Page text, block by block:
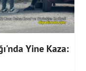
Yine Kaza: